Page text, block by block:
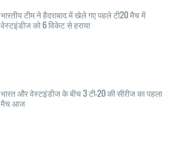
भारतीय टीम ने हैदराबाद में खेले गए पहले टी20 मैच में
वेस्टइंडीज को 6 विकेट से हराया
भारत और वेस्टइंडीज के बीच 3 टी-20 की सीरीज का पहला
मैच आज